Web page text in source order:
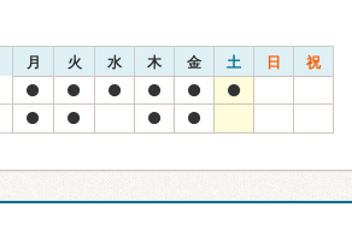
月 火 水 木 金 土 日 祝